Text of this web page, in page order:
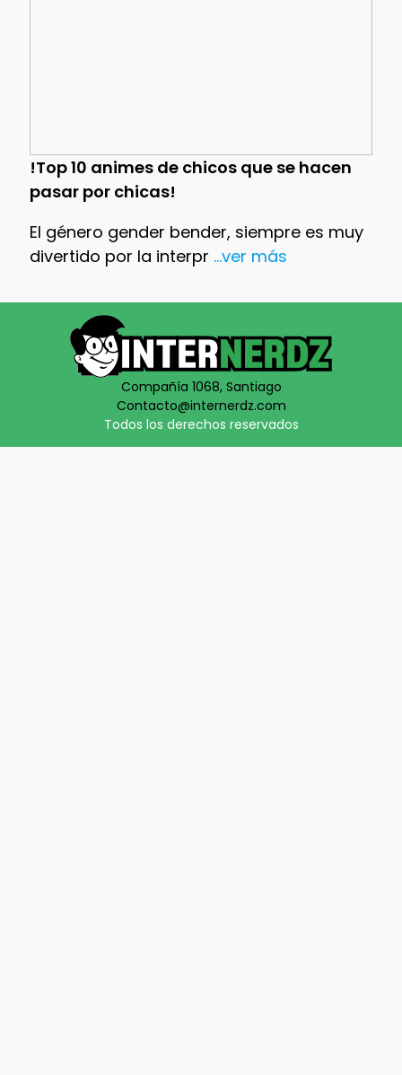
!Top 10 animes de chicos que se hacen
pasar por chicas!
El género gender bender, siempre es muy
divertido por la interpr ...ver más
Compañía 1068, Santiago
Contacto@internerdz.com
Todos los derechos reservados